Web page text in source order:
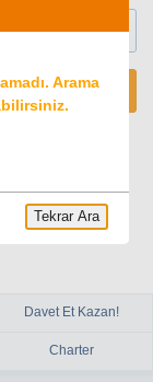
Davet Et Kazan!
Charter
Arama
Tekrar Ara